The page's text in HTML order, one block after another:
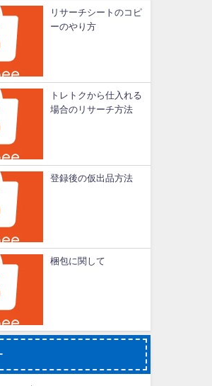
リサーチシートのコピ
ーのやり方
トレトクから仕入れる
場合のリサーチ方法
登録後の仮出品方法
梱包に関して